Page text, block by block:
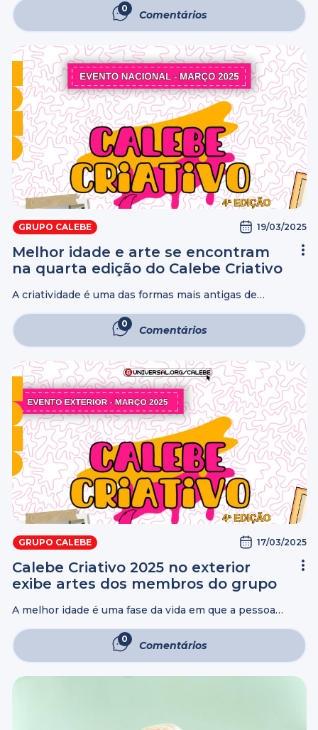
bruto, nascem peças artísticas que refletem sentimentos
e habilidades manuais. Com esse ...
0 Comentários
GRUPO CALEBE 19/03/2025
Melhor idade e arte se encontram
na quarta edição do Calebe Criativo
A criatividade é uma das formas mais antigas de
seus sentimentos, exercitar o cérebro e fortalecer laços
sociais. Isso se torna ainda ...
0 Comentários
GRUPO CALEBE 17/03/2025
Calebe Criativo 2025 no exterior
exibe artes dos membros do grupo
A melhor idade é uma fase da vida em que a pessoa
tempo não é bem aproveitado, pode surgir espaço para ...
0 Comentários